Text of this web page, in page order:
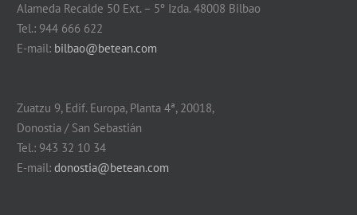
Alameda Recalde 50 Ext. – 5º Izda. 48008 Bilbao
Tel.: 944 666 622
E-mail: bilbao@betean.com
Zuatzu 9, Edif. Europa, Planta 4ª, 20018,
Donostia / San Sebastián
Tel.: 943 32 10 34
E-mail: donostia@betean.com